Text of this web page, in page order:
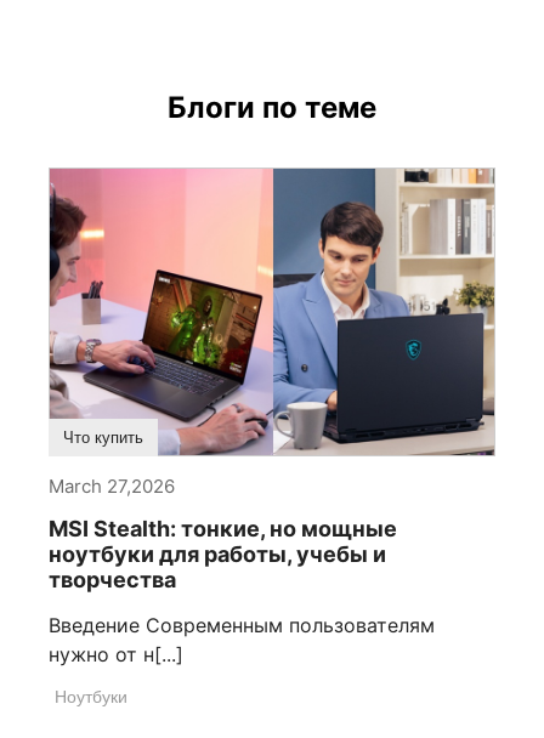
Блоги по теме
Что купить
March 27,2026
MSI Stealth: тонкие, но мощные
ноутбуки для работы, учебы и
творчества
Введение Современным пользователям
нужно от н[...]
Ноутбуки